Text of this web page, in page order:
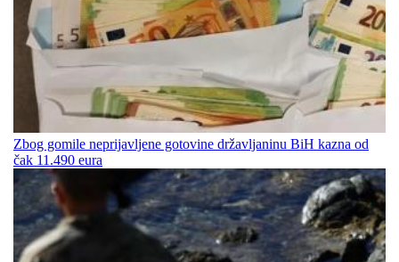
Zbog gomile neprijavljene gotovine državljaninu BiH kazna od
čak 11.490 eura